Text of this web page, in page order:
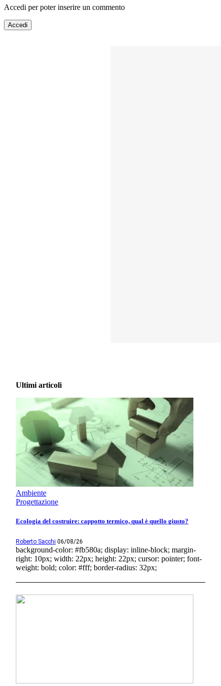
Accedi per poter inserire un commento
Accedi
Ultimi articoli
Ambiente
Progettazione
Ecologia del costruire: cappotto termico, qual è quello giusto?
Roberto Sacchi 06/08/26
background-color: #fb580a; display: inline-block; margin-
right: 10px; width: 22px; height: 22px; cursor: pointer; font-
weight: bold; color: #fff; border-radius: 32px;